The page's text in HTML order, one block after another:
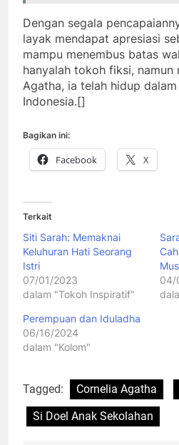
Dengan segala
layak mendapat apresiasi
mampu menembus batas
hanyalah tokoh fiksi, namun
Agatha, ia telah hidup
Indonesia.[]
Bagikan ini:
Facebook X
Terkait
Siti Sarah: Memaknai
Keluhuran Hati Seorang
Istri
07/01/2023
dalam "Tokoh Inspiratif"
04/
Perempuan dan Iduladha
06/16/2024
dalam "Kolom"
Tagged: Cornelia Agatha
Si Doel Anak Sekolahan